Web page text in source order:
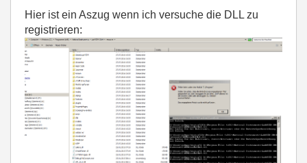
Hier ist ein Aszug wenn ich versuche die DLL zu
registrieren: